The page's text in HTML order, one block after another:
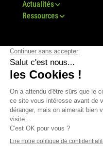
Actualités
Ressources
© Groupe Bovis 2024 -
-Plan du site